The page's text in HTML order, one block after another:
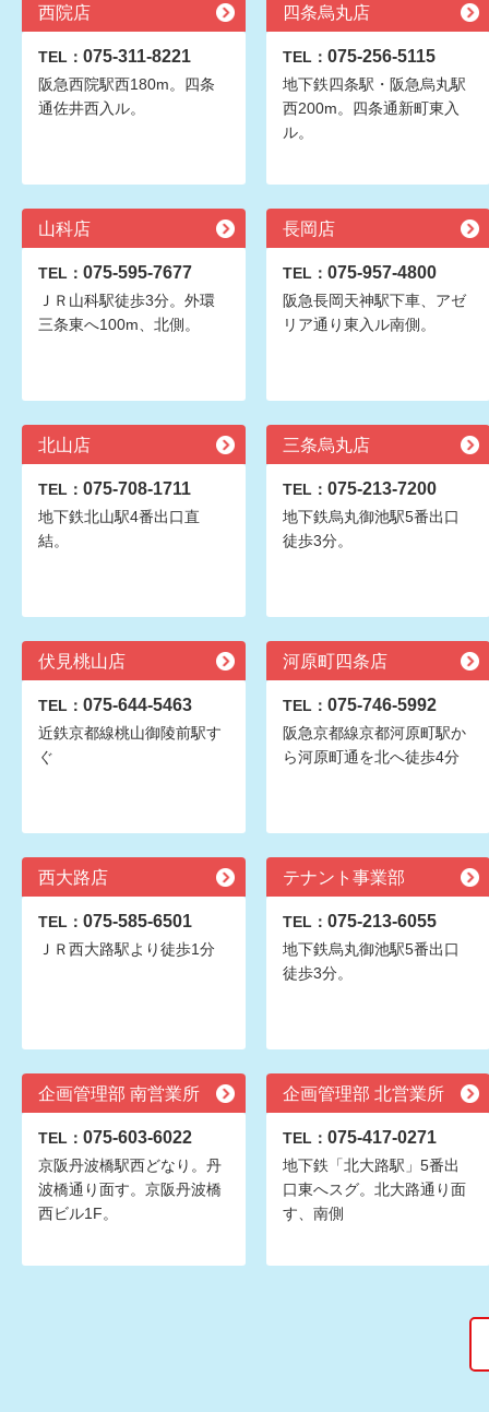
西院店
TEL： 075-311-8221
阪急西院駅西180m。四条
通佐井西入ル。
四条烏丸店
TEL： 075-256-5115
地下鉄四条駅・阪急烏丸駅
西200m。四条通新町東入
ル。
山科店
TEL： 075-595-7677
ＪＲ山科駅徒歩3分。外環
三条東へ100m、北側。
長岡店
TEL： 075-957-4800
阪急長岡天神駅下車、アゼ
リア通り東入ル南側。
北山店
TEL： 075-708-1711
地下鉄北山駅4番出口直
結。
三条烏丸店
TEL： 075-213-7200
地下鉄烏丸御池駅5番出口
徒歩3分。
伏見桃山店
TEL： 075-644-5463
近鉄京都線桃山御陵前駅す
ぐ
河原町四条店
TEL： 075-746-5992
阪急京都線京都河原町駅か
ら河原町通を北へ徒歩4分
西大路店
TEL： 075-585-6501
ＪＲ西大路駅より徒歩1分
テナント事業部
TEL： 075-213-6055
地下鉄烏丸御池駅5番出口
徒歩3分。
企画管理部 南営業所
TEL： 075-603-6022
京阪丹波橋駅西どなり。丹
波橋通り面す。京阪丹波橋
西ビル1F。
企画管理部 北営業所
TEL： 075-417-0271
地下鉄「北大路駅」5番出
口東へスグ。北大路通り面
す、南側